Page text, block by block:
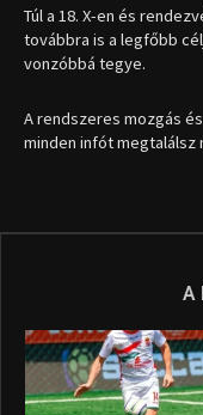
Túl a 18. X-en és
továbbra is a legfőbb
vonzóbbá tegye.
A rendszeres mozgás
minden infót megtalálsz
A